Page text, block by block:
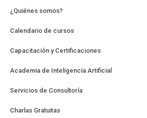
¿Quiénes somos?
Calendario de cursos
Capacitación y Certificaciones
Academia de Inteligencia Artificial
Servicios de Consultoría
Charlas Gratuitas